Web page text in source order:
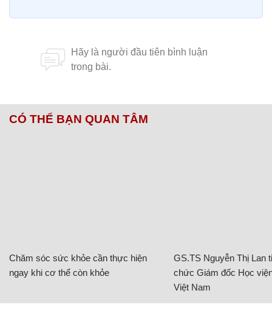
CÓ THỂ BẠN QUAN TÂM
Chăm sóc sức khỏe cần thực hiện
ngay khi cơ thể còn khỏe
GS.TS Nguyễn Thị Lan
chức Giám đốc Học
Việt Nam